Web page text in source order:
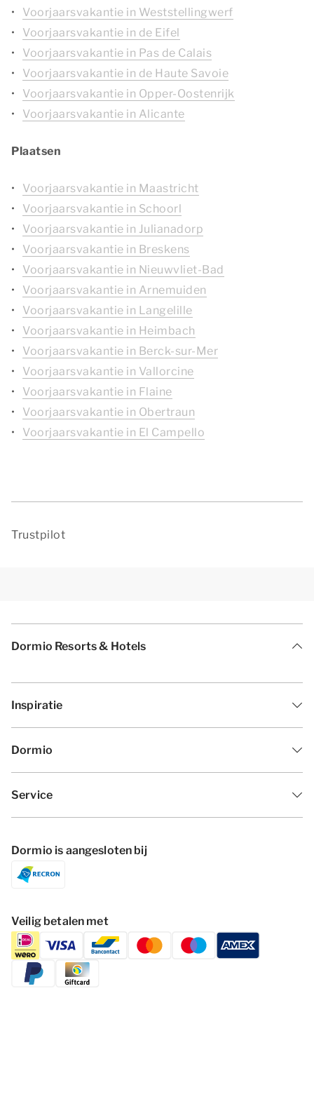
Voorjaarsvakantie in Weststellingwerf
Voorjaarsvakantie in de Eifel
Voorjaarsvakantie in Pas de Calais
Voorjaarsvakantie in de Haute Savoie
Voorjaarsvakantie in Opper-Oostenrijk
Voorjaarsvakantie in Alicante
Plaatsen
Voorjaarsvakantie in Maastricht
Voorjaarsvakantie in Schoorl
Voorjaarsvakantie in Julianadorp
Voorjaarsvakantie in Breskens
Voorjaarsvakantie in Nieuwvliet-Bad
Voorjaarsvakantie in Arnemuiden
Voorjaarsvakantie in Langelille
Voorjaarsvakantie in Heimbach
Voorjaarsvakantie in Berck-sur-Mer
Voorjaarsvakantie in Vallorcine
Voorjaarsvakantie in Flaine
Voorjaarsvakantie in Obertraun
Voorjaarsvakantie in El Campello
Trustpilot
Dormio Resorts & Hotels
Inspiratie
Dormio
Service
Dormio is aangesloten bij
Veilig betalen met